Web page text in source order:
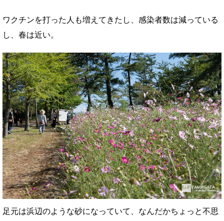
ワクチンを打った人も増えてきたし、感染者数は減っている
し、春は近い。
足元は浜辺のような砂になっていて、なんだかちょっと不思